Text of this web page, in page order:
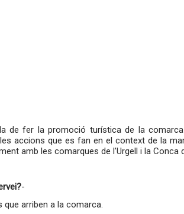
de fer la promoció turística de la
accions que es fan en el context de la
amb les comarques de l’Urgell i la Conca
-
arriben a la comarca.